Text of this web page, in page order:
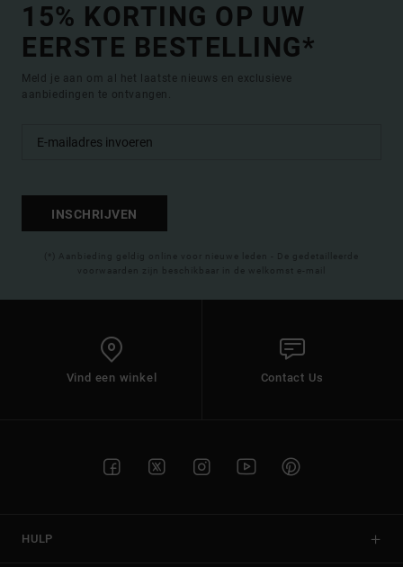
15% KORTING OP UW
EERSTE BESTELLING*
Meld je aan om al het laatste nieuws en exclusieve
aanbiedingen te ontvangen.
INSCHRIJVEN
(*) Aanbieding geldig online voor nieuwe leden - De gedetailleerde
voorwaarden zijn beschikbaar in de welkomst e-mail
Vind een winkel Contact Us
HULP